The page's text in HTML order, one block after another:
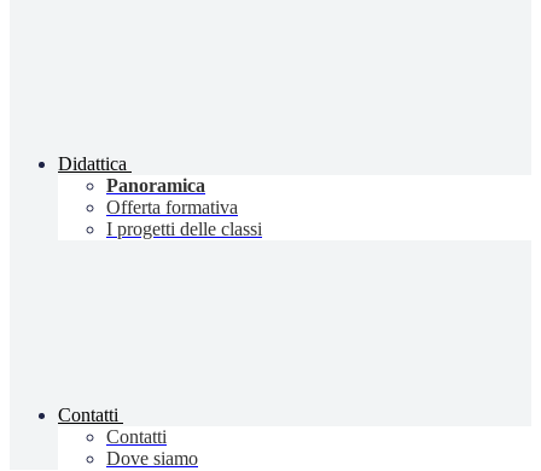
Didattica
Panoramica
Offerta formativa
I progetti delle classi
Contatti
Contatti
Dove siamo